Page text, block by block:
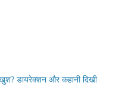
डायरेक्शन और कहानी दिखी